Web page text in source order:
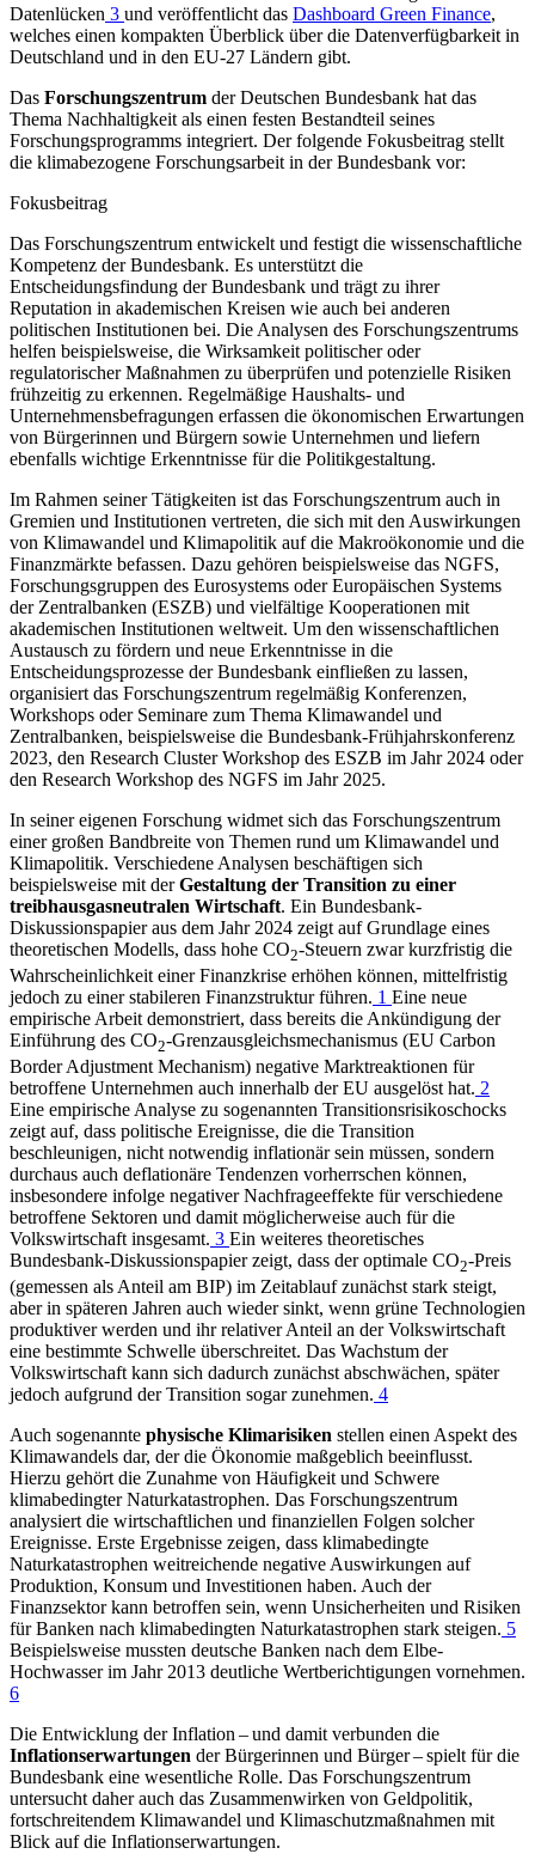
Datenlücken 3 und veröffentlicht das Dashboard Green Finance,
welches einen kompakten Überblick über die Datenverfügbarkeit in
Deutschland und in den EU-27 Ländern gibt.
Das Forschungszentrum der Deutschen Bundesbank hat das
Thema Nachhaltigkeit als einen festen Bestandteil seines
Forschungsprogramms integriert. Der folgende Fokusbeitrag stellt
die klimabezogene Forschungsarbeit in der Bundesbank vor:
Fokusbeitrag
Das Forschungszentrum entwickelt und festigt die wissenschaftliche
Kompetenz der Bundesbank. Es unterstützt die
Entscheidungsfindung der Bundesbank und trägt zu ihrer
Reputation in akademischen Kreisen wie auch bei anderen
politischen Institutionen bei. Die Analysen des Forschungszentrums
helfen beispielsweise, die Wirksamkeit politischer oder
regulatorischer Maßnahmen zu überprüfen und potenzielle Risiken
frühzeitig zu erkennen. Regelmäßige Haushalts- und
Unternehmensbefragungen erfassen die ökonomischen Erwartungen
von Bürgerinnen und Bürgern sowie Unternehmen und liefern
ebenfalls wichtige Erkenntnisse für die Politikgestaltung.
Im Rahmen seiner Tätigkeiten ist das Forschungszentrum auch in
Gremien und Institutionen vertreten, die sich mit den Auswirkungen
von Klimawandel und Klimapolitik auf die Makroökonomie und die
Finanzmärkte befassen. Dazu gehören beispielsweise das NGFS,
Forschungsgruppen des Eurosystems oder Europäischen Systems
der Zentralbanken (ESZB) und vielfältige Kooperationen mit
akademischen Institutionen weltweit. Um den wissenschaftlichen
Austausch zu fördern und neue Erkenntnisse in die
Entscheidungsprozesse der Bundesbank einfließen zu lassen,
organisiert das Forschungszentrum regelmäßig Konferenzen,
Workshops oder Seminare zum Thema Klimawandel und
Zentralbanken, beispielsweise die Bundesbank-Frühjahrskonferenz
2023, den Research Cluster Workshop des ESZB im Jahr 2024 oder
den Research Workshop des NGFS im Jahr 2025.
In seiner eigenen Forschung widmet sich das Forschungszentrum
einer großen Bandbreite von Themen rund um Klimawandel und
Klimapolitik. Verschiedene Analysen beschäftigen sich
beispielsweise mit derGestaltung der Transition zu einer
treibhausgasneutralen Wirtschaft. Ein Bundesbank-
Diskussionspapier aus dem Jahr 2024 zeigt auf Grundlage eines
theoretischen Modells, dass hohe CO2‑Steuern zwar kurzfristig die
Wahrscheinlichkeit einer Finanzkrise erhöhen können, mittelfristig
jedoch zu einer stabileren Finanzstruktur führen. 1 Eine neue
empirische Arbeit demonstriert, dass bereits die Ankündigung der
Einführung des CO2‑Grenzausgleichsmechanismus (EU Carbon
Border Adjustment Mechanism) negative Marktreaktionen für
betroffene Unternehmen auch innerhalb derEU ausgelöst hat. 2
Eine empirische Analyse zu sogenannten Transitionsrisikoschocks
zeigt auf, dass politische Ereignisse, die die Transition
beschleunigen, nicht notwendig inflationär sein müssen, sondern
durchaus auch deflationäre Tendenzen vorherrschen können,
insbesondere infolge negativer Nachfrageeffekte für verschiedene
betroffene Sektoren und damit möglicherweise auch für die
Volkswirtschaft insgesamt. 3 Ein weiteres theoretisches
Bundesbank-Diskussionspapier zeigt, dass der optimale CO2‑Preis
(gemessen als Anteil am BIP) im Zeitablauf zunächst stark steigt,
aber in späteren Jahren auch wieder sinkt, wenn grüne Technologien
produktiver werden und ihr relativer Anteil an der Volkswirtschaft
eine bestimmte Schwelle überschreitet. Das Wachstum der
Volkswirtschaft kann sich dadurch zunächst abschwächen, später
jedoch aufgrund der Transition sogar zunehmen. 4
Auch sogenannte physische Klimarisiken stellen einen Aspekt des
Klimawandels dar, der die Ökonomie maßgeblich beeinflusst.
Hierzu gehört die Zunahme von Häufigkeit und Schwere
klimabedingter Naturkatastrophen. Das Forschungszentrum
analysiert die wirtschaftlichen und finanziellen Folgen solcher
Ereignisse. Erste Ergebnisse zeigen, dass klimabedingte
Naturkatastrophen weitreichende negative Auswirkungen auf
Produktion, Konsum und Investitionen haben. Auch der
Finanzsektor kann betroffen sein, wenn Unsicherheiten und Risiken
für Banken nach klimabedingten Naturkatastrophen stark steigen. 5
Beispielsweise mussten deutsche Banken nach dem Elbe-
Hochwasser im Jahr 2013 deutliche Wertberichtigungen vornehmen.
6
Die Entwicklung der Inflation – und damit verbunden die
Inflationserwartungen der Bürgerinnen und Bürger – spielt für die
Bundesbank eine wesentliche Rolle. Das Forschungszentrum
untersucht daher auch das Zusammenwirken von Geldpolitik,
fortschreitendem Klimawandel und Klimaschutzmaßnahmen mit
Blick auf die Inflationserwartungen.